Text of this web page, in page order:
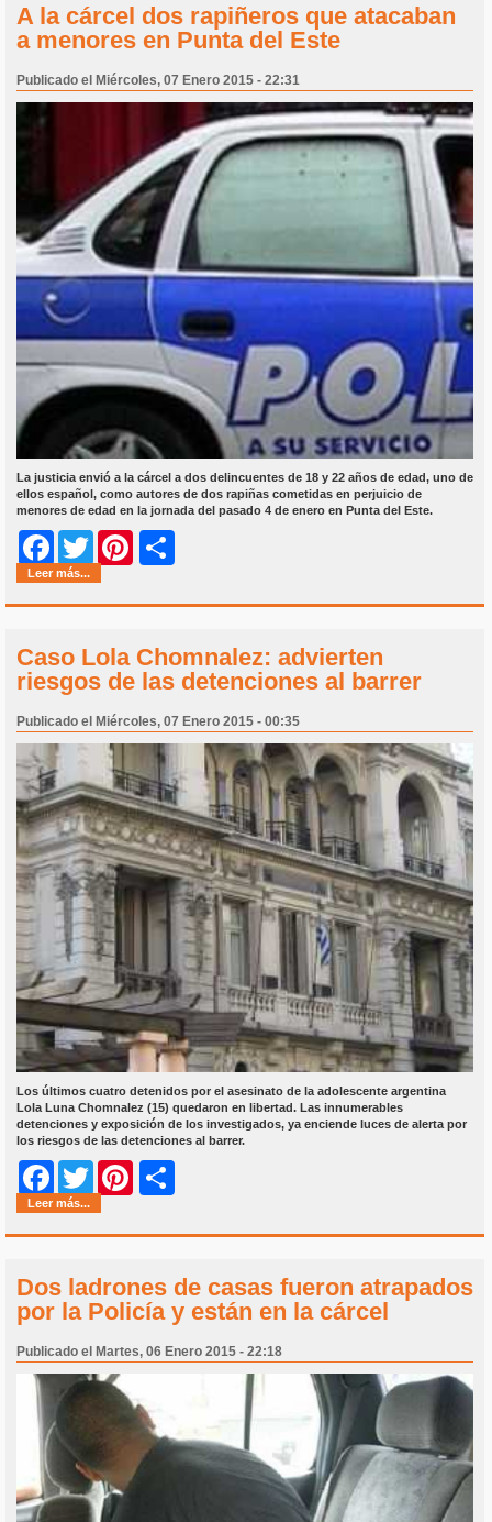
A la cárcel dos rapiñeros que atacaban
a menores en Punta del Este
Publicado el Miércoles, 07 Enero 2015 - 22:31
La justicia envió a la cárcel a dos delincuentes de 18 y 22 años de edad, uno de
ellos español, como autores de dos rapiñas cometidas en perjuicio de
menores de edad en la jornada del pasado 4 de enero en Punta del Este.
Facebook
Twitter Pinterest
Leer más...
Caso Lola Chomnalez: advierten
riesgos de las detenciones al barrer
Publicado el Miércoles, 07 Enero 2015 - 00:35
Los últimos cuatro detenidos por el asesinato de la adolescente argentina
Lola Luna Chomnalez (15) quedaron en libertad. Las innumerables
detenciones y exposición de los investigados, ya enciende luces de alerta por
los riesgos de las detenciones al barrer.
Facebook
Twitter Pinterest
Leer más...
Dos ladrones de casas fueron atrapados
por la Policía y están en la cárcel
Publicado el Martes, 06 Enero 2015 - 22:18